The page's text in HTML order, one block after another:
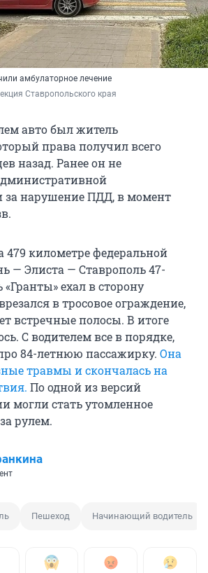
амбулаторное лечение
Ставропольского края
авто был житель
права получил всего
назад. Ранее он не
за нарушение ПДД, в момент
479 километре федеральной
— Элиста — Ставрополь 47-
ехал в сторону
в тросовое ограждение,
встречные полосы. В итоге
С водителем все в порядке,
84-летнюю пассажирку. Она
травмы и скончалась на
По одной из версий
могли стать утомленное
рулем.
Пешеход Начинающий водитель